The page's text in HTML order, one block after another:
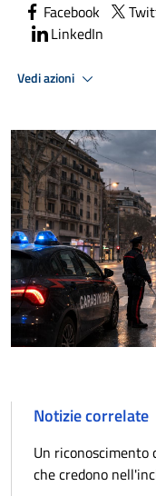
Facebook
LinkedIn
Vedi azioni
Notizie correlate
Un
che credono